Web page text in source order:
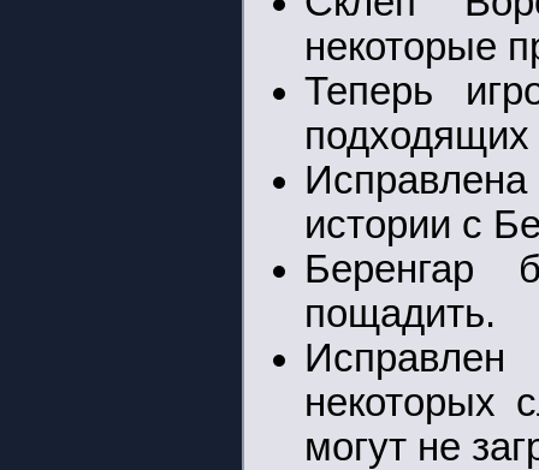
некоторые
Теперь
подходящих
истории с
Беренгар
пощадить.
некоторых
могут не